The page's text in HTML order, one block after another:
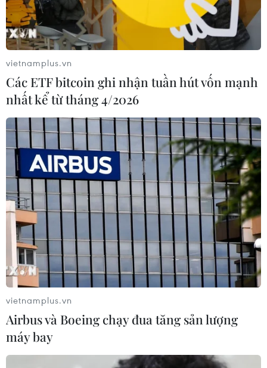
vietnamplus.vn
Các ETF bitcoin ghi nhận tuần hút vốn mạnh
nhất kể từ tháng 4/2026
vietnamplus.vn
Airbus và Boeing chạy đua tăng sản lượng
máy bay